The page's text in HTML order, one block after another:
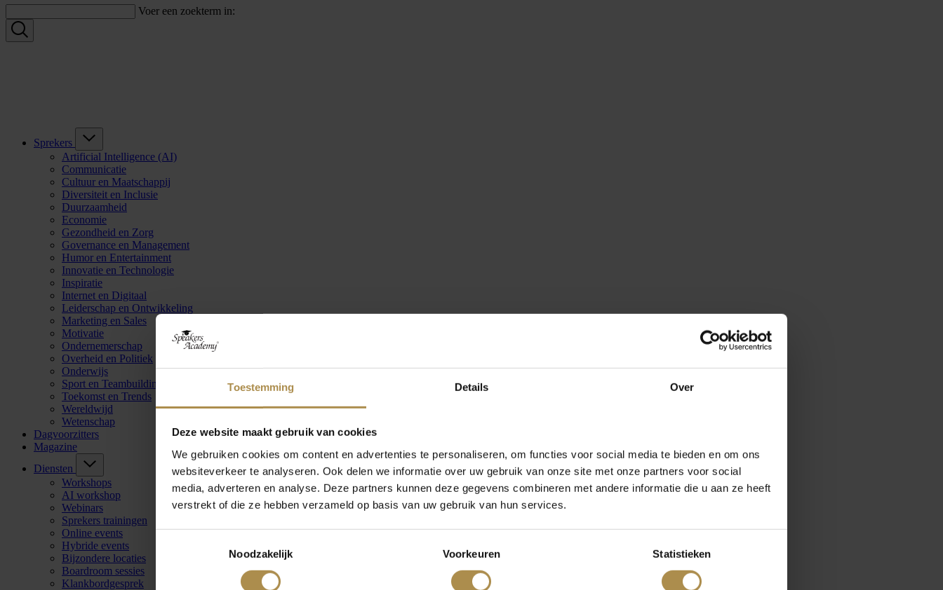
Toestemming Details Over
Deze website maakt gebruik van cookies
We gebruiken cookies om content en advertenties te personaliseren, om functies voor social media te bieden en om ons
websiteverkeer te analyseren. Ook delen we informatie over uw gebruik van onze site met onze partners voor social
media, adverteren en analyse. Deze partners kunnen deze gegevens combineren met andere informatie die u aan ze heeft
verstrekt of die ze hebben verzameld op basis van uw gebruik van hun services.
Noodzakelijk
Voorkeuren Statistieken
Voer een zoekterm in:
Sprekers
Artificial Intelligence (AI)
Communicatie
Cultuur en Maatschappij
Diversiteit en Inclusie
Duurzaamheid
Economie
Gezondheid en Zorg
Governance en Management
Humor en Entertainment
Innovatie en Technologie
Inspiratie
Internet en Digitaal
Leiderschap en Ontwikkeling
Marketing en Sales
Motivatie
Ondernemerschap
Overheid en Politiek
Onderwijs
Sport en Teambuilding
Toekomst en Trends
Wereldwijd
Wetenschap
Dagvoorzitters
Magazine
Diensten
Workshops
AI workshop
Webinars
Sprekers trainingen
Online events
Hybride events
Bijzondere locaties
Boardroom sessies
Klankbordgesprek